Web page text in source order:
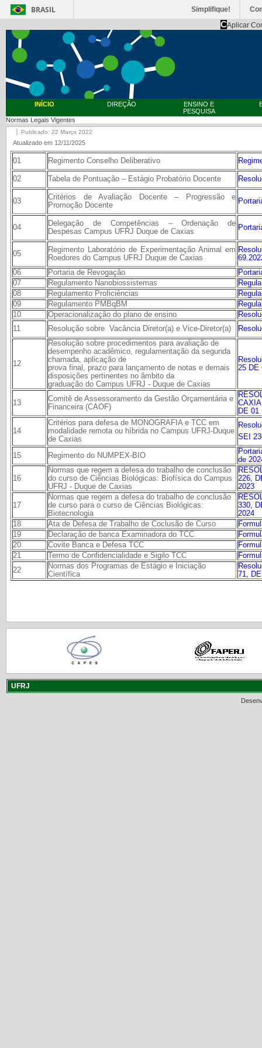
BRASIL Simplifique!
CAplicar
INÍCIO DIREÇÃO
ENSINO E
PESQUISA
Normas Legais Vigentes
Publicado: 22 Março 2022
Atualizado em 12/11/2025
01 Regimento Conselho Deliberativo
02 Tabela de Pontuação – Estágio Probatório Docente
03
Critérios de Avaliação Docente – Progressão e
Promoção Docente
04
Delegação de Competências – Ordenação de
Despesas Campus UFRJ Duque de Caxias
05
Regimento Laboratório de Experimentação Animal em
Roedores do Campus UFRJ Duque de Caxias
06
Portaria de Revogação
07
Regulamento Nanobiossistemas
08
Regulamento Proficiências
09
Regulamento PMBqBM
10
Operacionalização do plano de ensino
11
Resolução sobre Vacância Diretor(a) e Vice-Diretor(a)
12
Resolução sobre procedimentos para avaliação de
desempenho acadêmico, regulamentação da segunda
chamada, aplicação de
prova final, prazo para lançamento de notas e demais
disposições pertinentes no âmbito da
graduação do Campus UFRJ - Duque de Caxias
25 DE
13
Comitê de Assessoramento da Gestão Orçamentária e
Financeira (CAOF)
DE 01
14
Critérios para defesa de MONOGRAFIA e TCC em
modalidade remota ou híbrida no Campus UFRJ-Duque
de Caxias
SEI
15 Regimento do NUMPEX-BIO
de
16
Normas que regem a defesa do trabalho de conclusão
do curso de Ciências Biológicas: Biofísica do Campus
UFRJ - Duque de Caxias
226,
2023
17
Normas que regem a defesa do trabalho de conclusão
de curso para o curso de Ciências Biológicas:
Biotecnologia
330,
2024
18
Ata de Defesa de Trabalho de Coclusão de Curso
19
Declaração de banca Examinadora do TCC
20
Covite Banca e Defesa TCC
21
Termo de Confidencialidade e Sigilo TCC
22
Normas dos Programas de Estágio e Iniciação
Científica
71,
UFRJ